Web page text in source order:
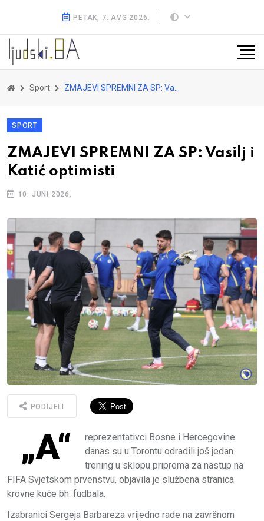
PETAK, 7. AVG 2026.
Sport ZMAJEVI SPREMNI ZA SP: Vasilj i Katić optimisti
SPORT
ZMAJEVI SPREMNI ZA SP: Vasilj i
Katić optimisti
10. JUNI 2026.
PODIJELI
„A“
reprezentativci Bosne i Hercegovine
danas su u Torontu odradili još jedan
trening u sklopu priprema za nastup na
FIFA Svjetskom prvenstvu, objavila je službena stranica
krovne kuće bh. fudbala.
Izabranici Sergeja Barbareza vrijedno rade na završnom